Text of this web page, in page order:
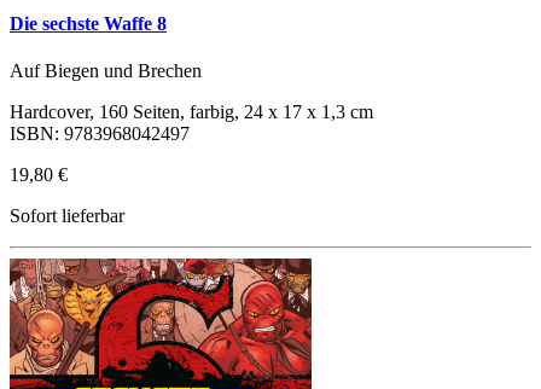
Die sechste Waffe 8
Auf Biegen und Brechen
Hardcover, 160 Seiten, farbig, 24 x 17 x 1,3 cm
ISBN: 9783968042497
19,80 €
Sofort lieferbar